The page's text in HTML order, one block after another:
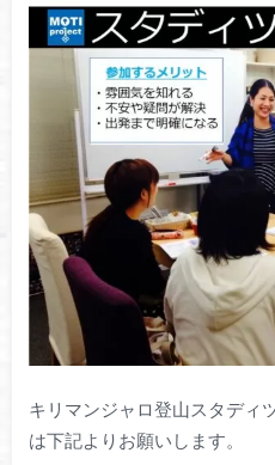
キリマンジャロ登山スタディ
は下記よりお願いします。